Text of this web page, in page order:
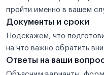
пройти именно в вашем
Документы и сроки
Подскажем, что
на что важно обратить
Ответы на ваши